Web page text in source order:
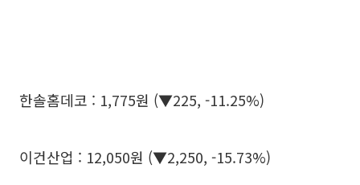
한솔홈데코 : 1,775원 (▼225, -11.25%)
이건산업 : 12,050원 (▼2,250, -15.73%)